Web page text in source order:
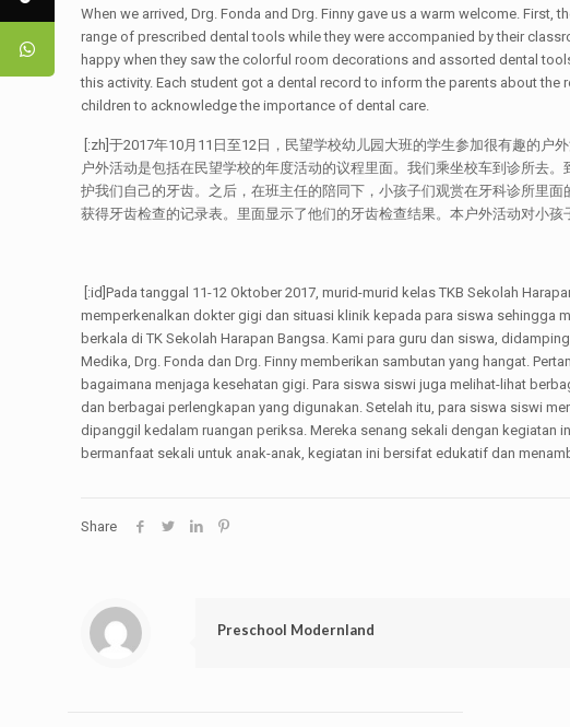
When we arrived, Drg. Fonda and Drg. Finny gave us a warm welcome.
range of prescribed dental tools while they were accompanied by their
happy when they saw the colorful room decorations and assorted dental
this activity. Each student got a dental record to inform the parents about
children to acknowledge the importance of dental care.
[:zh]于2017年10月11日至12日，民望学校幼儿园大班的学生参加很有趣的
户外活动是包括在民望学校的年度活动的议程里面。我们乘坐校车到诊所去
护我们自己的牙齿。之后，在班主任的陪同下，小孩子们观赏在牙科诊所里
获得牙齿检查的记录表。里面显示了他们的牙齿检查结果。本户外活动对小
[:id]Pada tanggal 11-12 Oktober 2017, murid-murid kelas TKB Sekolah
memperkenalkan dokter gigi dan situasi klinik kepada para siswa sehingga
berkala di TK Sekolah Harapan Bangsa. Kami para guru dan siswa,
Medika, Drg. Fonda dan Drg. Finny memberikan sambutan yang hangat.
bagaimana menjaga kesehatan gigi. Para siswa siswi juga melihat-lihat
dan berbagai perlengkapan yang digunakan. Setelah itu, para siswa siswi
dipanggil kedalam ruangan periksa. Mereka senang sekali dengan kegiatan
bermanfaat sekali untuk anak-anak, kegiatan ini bersifat edukatif dan
Share
Preschool Modernland